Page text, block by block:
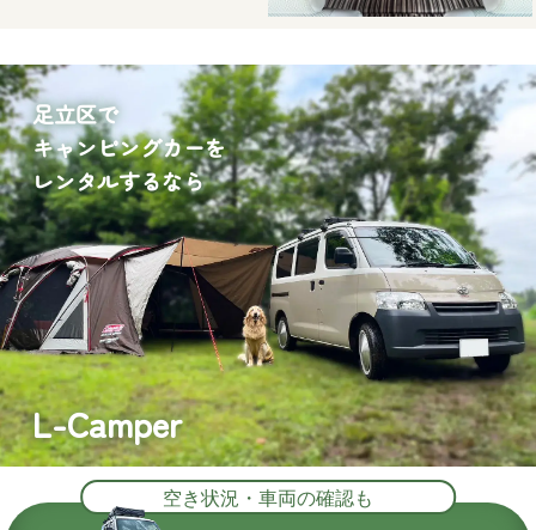
空き状況・車両の確認も
足立区で
キャンピングカーを
レンタルするなら
L-Camper